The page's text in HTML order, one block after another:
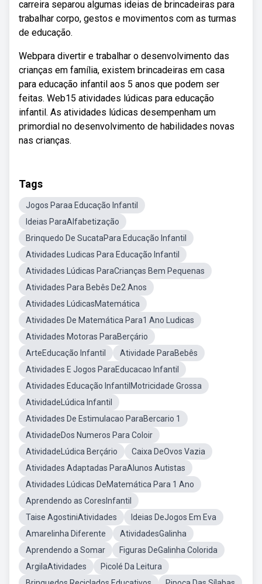
carreira separou algumas ideias de brincadeiras para
trabalhar corpo, gestos e movimentos com as turmas
de educação.
Webpara divertir e trabalhar o desenvolvimento das
crianças em família, existem brincadeiras em casa
para educação infantil aos 5 anos que podem ser
feitas. Web15 atividades lúdicas para educação
infantil. As atividades lúdicas desempenham um
primordial no desenvolvimento de habilidades novas
nas crianças.
Tags
Jogos Paraa Educação Infantil
Ideias ParaAlfabetização
Brinquedo De SucataPara Educação Infantil
Atividades Ludicas Para Educação Infantil
Atividades Lúdicas ParaCrianças Bem Pequenas
Atividades Para Bebês De2 Anos
Atividades LúdicasMatemática
Atividades De Matemática Para1 Ano Ludicas
Atividades Motoras ParaBerçário
ArteEducação Infantil
Atividade ParaBebês
Atividades E Jogos ParaEducacao Infantil
Atividades Educação InfantilMotricidade Grossa
AtividadeLúdica Infantil
Atividades De Estimulacao ParaBercario 1
AtividadeDos Numeros Para Coloir
AtividadeLúdica Berçário
Caixa DeOvos Vazia
Atividades Adaptadas ParaAlunos Autistas
Atividades Lúdicas DeMatemática Para 1 Ano
Aprendendo as CoresInfantil
Taise AgostiniAtividades
Ideias DeJogos Em Eva
Amarelinha Diferente
AtividadesGalinha
Aprendendo a Somar
Figuras DeGalinha Colorida
ArgilaAtividades
Picolé Da Leitura